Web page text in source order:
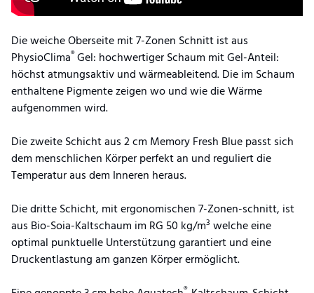
Die weiche Oberseite mit 7-Zonen Schnitt ist aus
PhysioClima®Gel: hochwertiger Schaum mit Gel-Anteil:
höchst atmungsaktiv und wärmeableitend. Die im Schaum
enthaltene Pigmente zeigen wo und wie die Wärme
aufgenommen wird.
Die zweite Schicht aus 2 cm Memory Fresh Blue passt sich
dem menschlichen Körper perfekt an und reguliert die
Temperatur aus dem Inneren heraus.
Die dritte Schicht, mit ergonomischen 7-Zonen-schnitt, ist
aus Bio-Soia-Kaltschaum im RG 50 kg/m3 welche eine
optimal punktuelle Unterstützung garantiert und eine
Druckentlastung am ganzen Körper ermöglicht.